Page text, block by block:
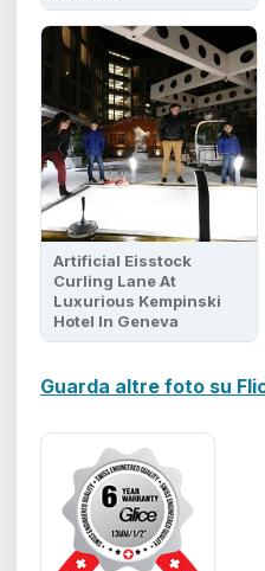
Artificial Eisstock
Curling Lane At
Luxurious Kempinski
Hotel In Geneva
Guarda altre foto su